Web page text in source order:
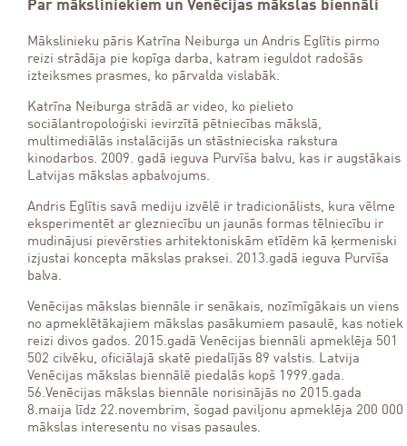
Par māksliniekiem un Venēcijas mākslas biennāli
Mākslinieku pāris Katrīna Neiburga un Andris Eglītis pirmo
reizi strādāja pie kopīga darba, katram ieguldot radošās
izteiksmes prasmes, ko pārvalda vislabāk.
Katrīna Neiburga strādā ar video, ko pielieto
sociālantropoloģiski ievirzītā pētniecības mākslā,
multimediālās instalācijās un stāstnieciska rakstura
kinodarbos. 2009. gadā ieguva Purvīša balvu, kas ir augstākais
Latvijas mākslas apbalvojums.
Andris Eglītis savā mediju izvēlē ir tradicionālists, kura vēlme
eksperimentēt ar glezniecību un jaunās formas tēlniecību ir
mudinājusi pievērsties arhitektoniskām etīdēm kā ķermeniski
izjustai koncepta mākslas praksei. 2013.gadā ieguva Purvīša
balva.
Venēcijas mākslas biennāle ir senākais, nozīmīgākais un viens
no apmeklētākajiem mākslas pasākumiem pasaulē, kas notiek
reizi divos gados. 2015.gadā Venēcijas biennāli apmeklēja 501
502 cilvēku, oficiālajā skatē piedalījās 89 valstis. Latvija
Venēcijas mākslas biennālē piedalās kopš 1999.gada.
56.Venēcijas mākslas biennāle norisinājās no 2015.gada
8.maija līdz 22.novembrim, šogad paviljonu apmeklēja 200 000
mākslas interesentu no visas pasaules.